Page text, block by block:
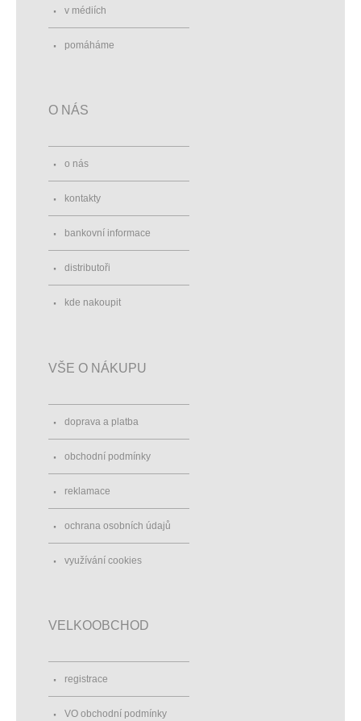
v médiích
pomáháme
O NÁS
o nás
kontakty
bankovní informace
distributoři
kde nakoupit
VŠE O NÁKUPU
doprava a platba
obchodní podmínky
reklamace
ochrana osobních údajů
využívání cookies
VELKOOBCHOD
registrace
VO obchodní podmínky